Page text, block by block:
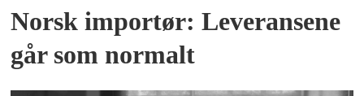
Norsk importør: Leveransene
går som normalt